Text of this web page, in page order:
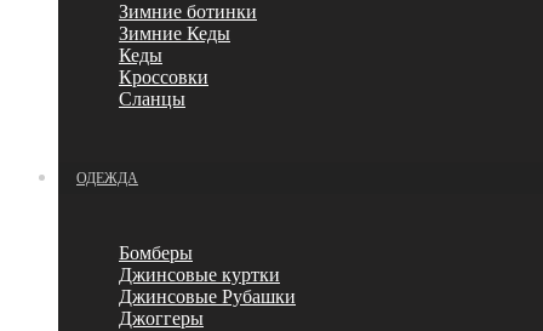
Зимние ботинки
Зимние Кеды
Кеды
Кроссовки
Сланцы
ОДЕЖДА
Бомберы
Джинсовые куртки
Джинсовые Рубашки
Джоггеры